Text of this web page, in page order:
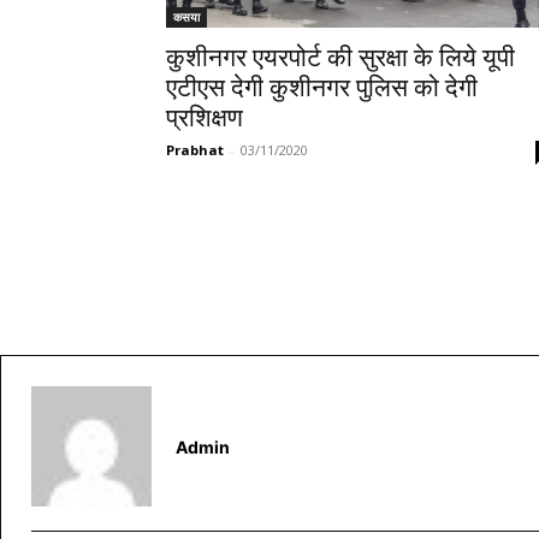
कसया
कुशीनगर एयरपोर्ट की सुरक्षा के लिये यूपी
एटीएस देगी कुशीनगर पुलिस को देगी
प्रशिक्षण
Prabhat - 03/11/2020
Admin